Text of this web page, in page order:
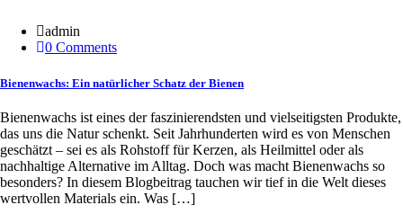
admin
0 Comments
Bienenwachs: Ein natürlicher Schatz der Bienen
Bienenwachs ist eines der faszinierendsten und vielseitigsten Produkte,
das uns die Natur schenkt. Seit Jahrhunderten wird es von Menschen
geschätzt – sei es als Rohstoff für Kerzen, als Heilmittel oder als
nachhaltige Alternative im Alltag. Doch was macht Bienenwachs so
besonders? In diesem Blogbeitrag tauchen wir tief in die Welt dieses
wertvollen Materials ein. Was […]